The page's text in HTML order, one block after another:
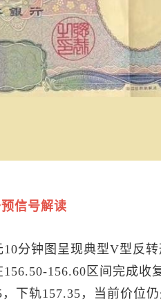
信号解读
10分钟图呈现典型V型反
156.60区间完成收
，下轨157.35，当前价位